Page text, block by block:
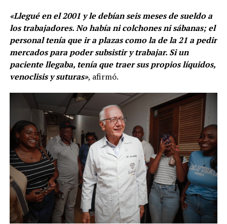
«Llegué en el 2001 y le debían seis meses de sueldo a
los trabajadores. No había ni colchones ni sábanas; el
personal tenía que ir a plazas como la de la 21 a pedir
mercados para poder subsistir y trabajar. Si un
paciente llegaba, tenía que traer sus propios líquidos,
venoclisis y suturas», afirmó.